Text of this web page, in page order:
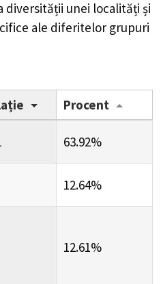
diversității unei localități și
ale diferitelor grupuri
Procent
63.92%
12.64%
12.61%